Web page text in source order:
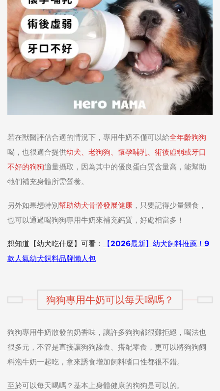
若在獸醫評估合適的情況下，專用牛奶不僅可以給全年齡狗狗
喝，也很適合提供幼犬、老狗狗、懷孕哺乳、術後虛弱或牙口
不好的狗狗適量攝取，因為其中的優良蛋白質含量高，能幫助
牠們補充身體所需營養。
另外如果想特別幫助幼犬骨骼發展健康 ，只要記得少量餵食，
也可以通過喝狗狗專用牛奶來補充鈣質，好處相當多！
想知道【幼犬吃什麼】可看：
【2026最新】幼犬飼料推薦！9
款人氣幼犬飼料品牌懶人包
狗狗專用牛奶可以每天喝嗎？
狗狗專用牛奶散發的奶香味，讓許多狗狗都很難拒絕，喝法也
很多元，不管是直接讓狗狗舔食、搭配零食，更可以將狗狗飼
料泡牛奶一起吃，拿來誘食增加飼料嗜口性都很不錯。
至於可以每天喝嗎？基本上身體健康的狗狗是可以的。